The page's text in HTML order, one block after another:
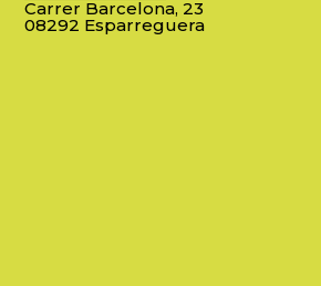
Carrer Barcelona, 23
08292 Esparreguera